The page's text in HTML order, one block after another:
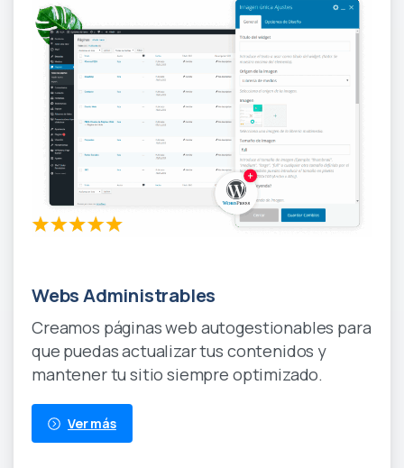
Webs Administrables
Creamos páginas web autogestionables para
que puedas actualizar tus contenidos y
mantener tu sitio siempre optimizado.
Ver más